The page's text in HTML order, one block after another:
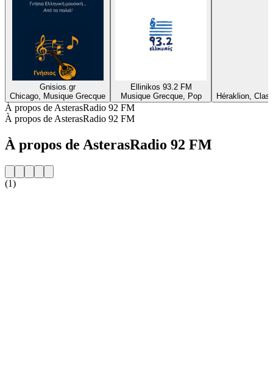
Gnisios.gr
Chicago, Musique Grecque
Ellinikos 93.2 FM
Musique Grecque, Pop
Héraklion,
À propos de AsterasRadio 92 FM
À propos de AsterasRadio 92 FM
À propos de AsterasRadio 92 FM
(1)